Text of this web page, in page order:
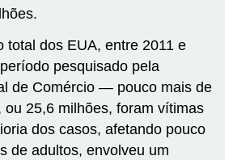
total dos EUA, entre 2011 e
pesquisado pela
de Comércio — pouco mais de
ou 25,6 milhões, foram vítimas
dos casos, afetando pouco
de adultos, envolveu um